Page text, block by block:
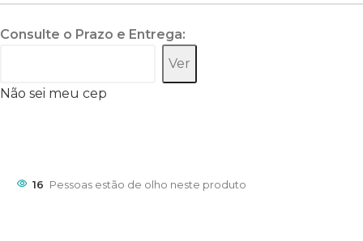
Consulte o Prazo e Entrega:
Ver
Não sei meu cep
16 Pessoas estão de olho neste produto